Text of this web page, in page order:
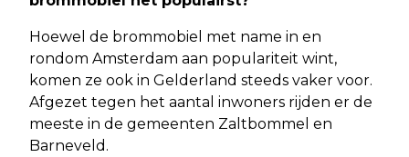
Hoewel de brommobiel met name in en
rondom Amsterdam aan populariteit wint,
komen ze ook in Gelderland steeds vaker voor.
Afgezet tegen het aantal inwoners rijden er de
meeste in de gemeenten Zaltbommel en
Barneveld.